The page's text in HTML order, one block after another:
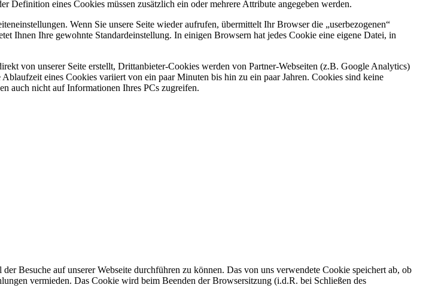
Definition eines Cookies müssen zusätzlich ein oder mehrere Attribute angegeben werden.
Wenn Sie unsere Seite wieder aufrufen, übermittelt Ihr Browser die „userbezogenen“
Ihnen Ihre gewohnte Standardeinstellung. In einigen Browsern hat jedes Cookie eine eigene Datei, in
von unserer Seite erstellt, Drittanbieter-Cookies werden von Partner-Webseiten (z.B. Google Analytics)
eines Cookies variiert von ein paar Minuten bis hin zu ein paar Jahren. Cookies sind keine
auch nicht auf Informationen Ihres PCs zugreifen.
Besuche auf unserer Webseite durchführen zu können. Das von uns verwendete Cookie speichert ab, ob
vermieden. Das Cookie wird beim Beenden der Browsersitzung (i.d.R. bei Schließen des